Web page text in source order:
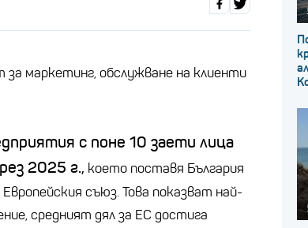
маркетинг, обслужване на клиенти
с поне 10 заети лица
2025 г., което поставя България
съюз. Това показват най-
средният дял за ЕС достига